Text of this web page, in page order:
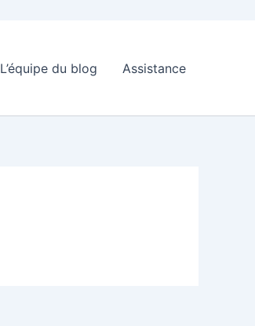
L’équipe du blog Assistance